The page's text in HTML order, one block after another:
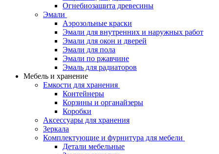
Огнебиозащита древесины
Эмали
Аэрозольные краски
Эмали для внутренних и наружных работ
Эмали для окон и дверей
Эмали для пола
Эмали по ржавчине
Эмаль для радиаторов
Мебель и хранение
Емкости для хранения
Контейнеры
Корзины и органайзеры
Коробки
Аксессуары для хранения
Зеркала
Комплектующие и фурнитура для мебели
Детали мебельные